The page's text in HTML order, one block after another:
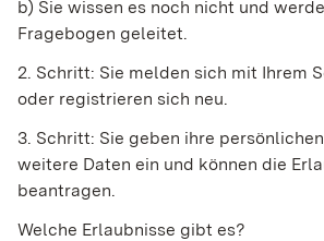
b) Sie wissen es noch nicht und
Fragebogen geleitet.
2. Schritt: Sie melden sich mit Ihrem
oder registrieren sich neu.
3. Schritt: Sie geben ihre
weitere Daten ein und können die
beantragen.
Welche Erlaubnisse gibt es?